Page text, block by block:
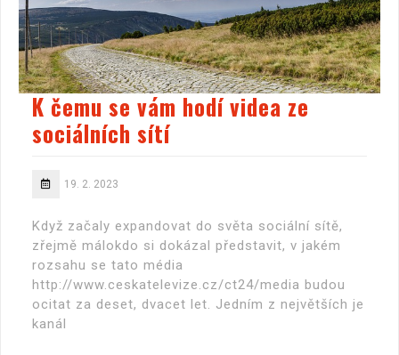
K čemu se vám hodí videa ze
sociálních sítí
19. 2. 2023
Když začaly expandovat do světa sociální sítě,
zřejmě málokdo si dokázal představit, v jakém
rozsahu se tato média
http://www.ceskatelevize.cz/ct24/media budou
ocitat za deset, dvacet let. Jedním z největších je
kanál